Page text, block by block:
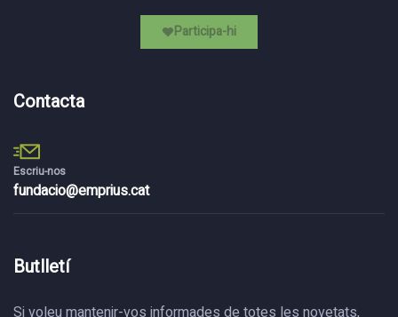
Participa-hi
Contacta
Escriu-nos
fundacio@emprius.cat
Butlletí
Si voleu mantenir-vos informades de totes les novetats,